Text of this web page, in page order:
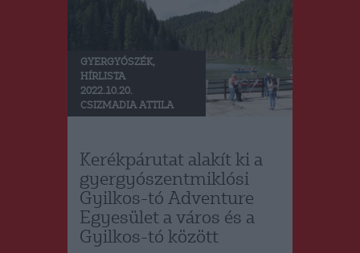
GYERGYÓSZÉK,
HÍRLISTA
2022.10.20.
CSIZMADIA ATTILA
Kerékpárutat alakít ki a
gyergyószentmiklósi
Gyilkos-tó Adventure
Egyesület a város és a
Gyilkos-tó között